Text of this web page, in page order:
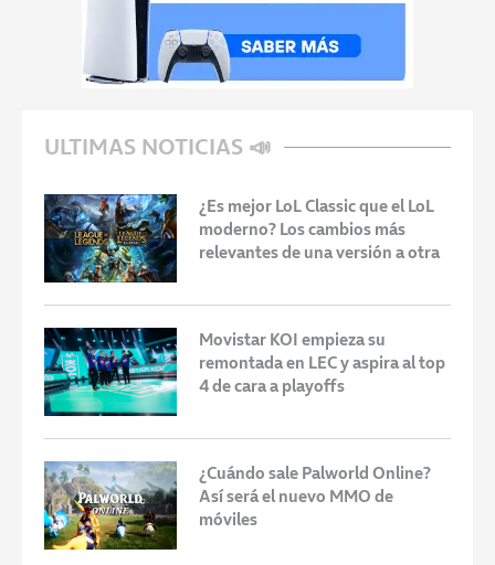
ULTIMAS NOTICIAS 📣
¿Es mejor LoL Classic que el LoL
moderno? Los cambios más
relevantes de una versión a otra
Movistar KOI empieza su
remontada en LEC y aspira al top
4 de cara a playoffs
¿Cuándo sale Palworld Online?
Así será el nuevo MMO de
móviles